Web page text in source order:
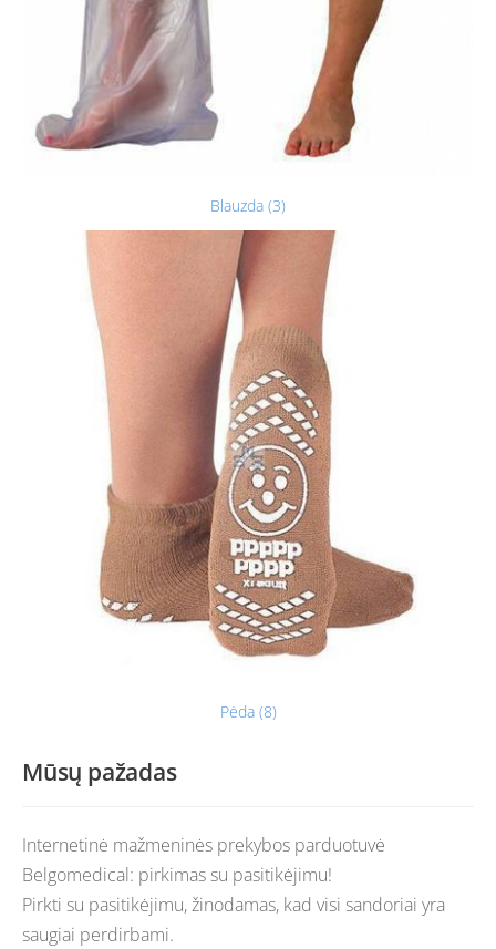
Mūsų pažadas
Internetinė mažmeninės prekybos parduotuvė
Belgomedical: pirkimas su pasitikėjimu!
Pirkti su pasitikėjimu, žinodamas, kad visi sandoriai yra
saugiai perdirbami.
Blauzda (3)
Pėda (8)